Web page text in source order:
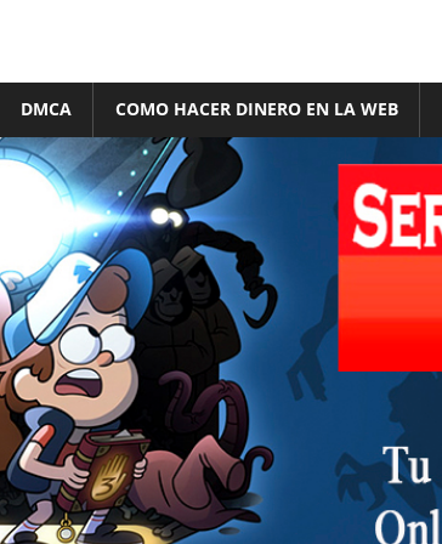
DMCA COMO HACER DINERO EN LA WEB